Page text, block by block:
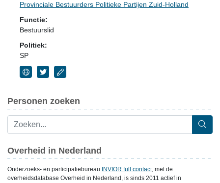
Provinciale Bestuurders Politieke Partijen Zuid-Holland
Functie:
Bestuurslid
Politiek:
SP
Personen zoeken
Overheid in Nederland
Onderzoeks- en participatiebureau INVIOR full contact, met de
overheidsdatabase Overheid in Nederland, is sinds 2011 actief in